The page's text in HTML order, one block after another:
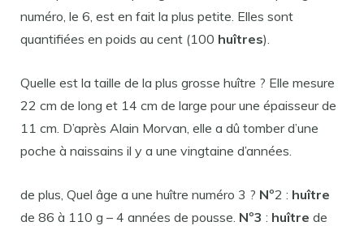
numéro, le 6, est en fait la plus petite. Elles sont
quantifiées en poids au cent (100 huîtres).
Quelle est la taille de la plus grosse huître ? Elle mesure
22 cm de long et 14 cm de large pour une épaisseur de
11 cm. D’après Alain Morvan, elle a dû tomber d’une
poche à naissains il y a une vingtaine d’années.
de plus, Quel âge a une huître numéro 3 ? N°2 : huître
de 86 à 110 g – 4 années de pousse. N°3 : huître de